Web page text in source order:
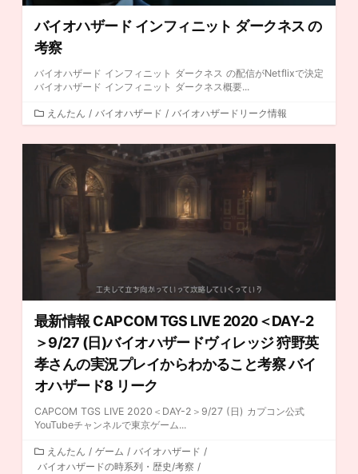
バイオハザード インフィニット ダークネス の
考察
バイオハザード インフィニット ダークネス の配信がNetflixで決定
バイオハザード インフィニット ダークネス概要...
カ
テ
ゴ
ー
えんたん / バイオハザード / バイオハザードリーク情報
最新情報 CAPCOM TGS LIVE 2020＜DAY-2
＞9/27 (日)バイオハザードヴィレッジ 狩野英
孝さんの実況プレイからわかること考察 バイ
オハザード8 リーク
CAPCOM TGS LIVE 2020＜DAY-2＞9/27 (日) カプコン公式
YouTubeチャンネルで東京ゲーム...
カ
テ
えんたん / ゲーム / バイオハザード /
バイオハザードの時系列・歴史/考察 /